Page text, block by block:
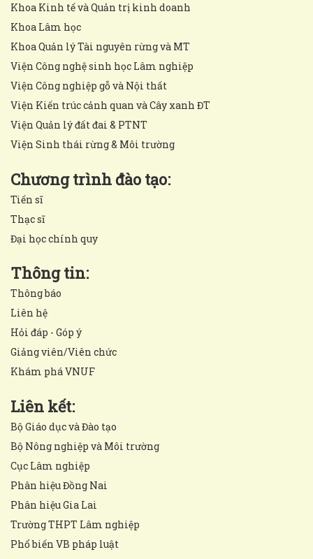
Khoa Kinh tế và Quản trị kinh doanh
Khoa Lâm học
Khoa Quản lý Tài nguyên rừng và MT
Viện Công nghệ sinh học Lâm nghiệp
Viện Công nghiệp gỗ và Nội thất
Viện Kiến trúc cảnh quan và Cây xanh ĐT
Viện Quản lý đất đai & PTNT
Viện Sinh thái rừng & Môi trường
Chương trình đào tạo:
Tiến sĩ
Thạc sĩ
Đại học chính quy
Thông tin:
Thông báo
Liên hệ
Hỏi đáp - Góp ý
Giảng viên/Viên chức
Khám phá VNUF
Liên kết:
Bộ Giáo dục và Đào tạo
Bộ Nông nghiệp và Môi trường
Cục Lâm nghiệp
Phân hiệu Đồng Nai
Phân hiệu Gia Lai
Trường THPT Lâm nghiệp
Phổ biến VB pháp luật